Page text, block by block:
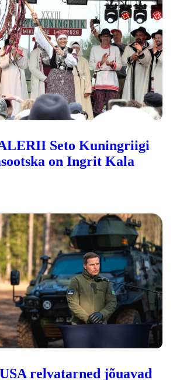
Seto Kuningriigi
on Ingrit Kala
relvatarned jõuavad